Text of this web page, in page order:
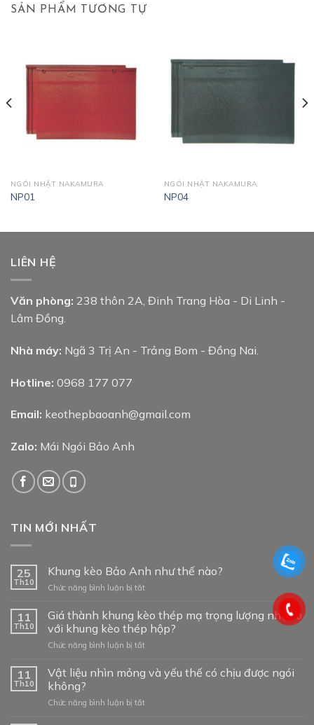
SẢN PHẨM TƯƠNG TỰ
NGÓI NHẬT NAKAMURA
NP01
NGÓI NHẬT NAKAMURA
NP04
LIÊN HỆ
Văn phòng: 238 thôn 2A, Đinh Trang Hòa - Di Linh -
Lâm Đồng.
Nhà máy: Ngã 3 Trị An - Trảng Bom - Đồng Nai.
Hotline: 0968 177 077
Email: keothepbaoanh@gmail.com
Zalo: Mái Ngói Bảo Anh
TIN MỚI NHẤT
25
Th10
Khung kèo Bảo Anh như thế nào?
Chức năng bình luận bị tắtở
kèo
Bảo
Anh
như
nào?
11
Th10
Giá thành khung kèo thép mạ trọng lượng nhẹ so
với khung kèo thép hộp?
Chức năng bình luận bị tắtở
thành
khung
thép
11
Th10
Vật liệu nhìn mỏng và yếu thế có chịu được ngói
không?
Chức năng bình luận bị tắtở